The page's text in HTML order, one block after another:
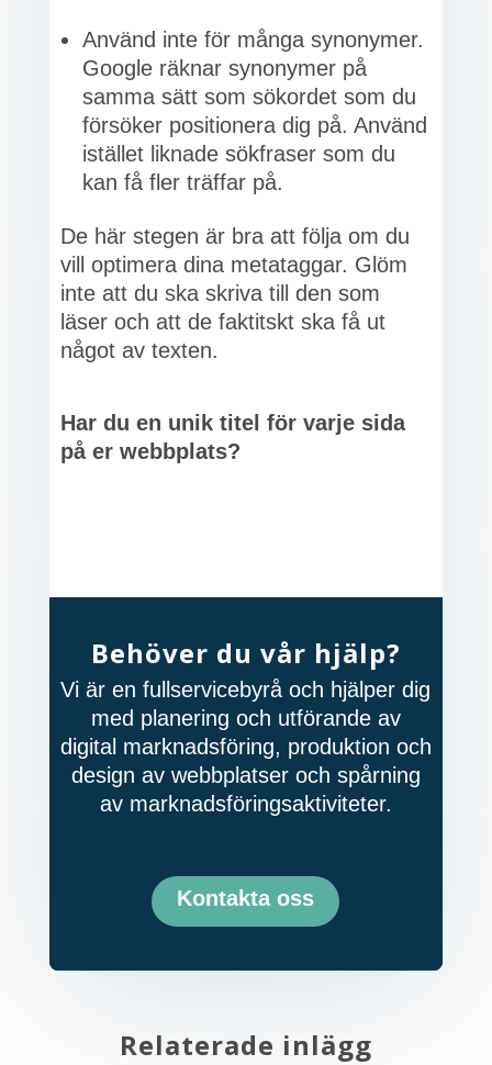
Använd inte för många synonymer.
Google räknar synonymer på
samma sätt som sökordet som du
försöker positionera dig på. Använd
istället liknade sökfraser som du
kan få fler träffar på.
De här stegen är bra att följa om du
vill optimera dina metataggar. Glöm
inte att du ska skriva till den som
läser och att de faktitskt ska få ut
något av texten.
Har du en unik titel för varje sida
på er webbplats?
Behöver du vår hjälp?
Vi är en fullservicebyrå och hjälper dig
med planering och utförande av
digital marknadsföring, produktion och
design av webbplatser och spårning
av marknadsföringsaktiviteter.
Kontakta oss
Relaterade inlägg